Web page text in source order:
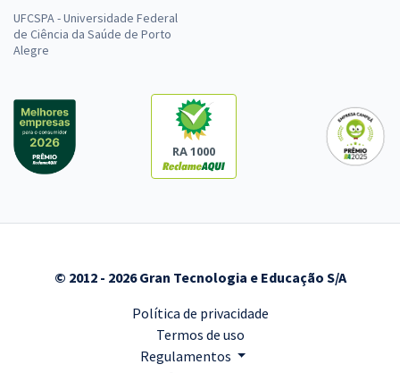
UFCSPA - Universidade Federal
de Ciência da Saúde de Porto
Alegre
RA 1000
© 2012 - 2026 Gran Tecnologia e Educação S/A
Política de privacidade
Termos de uso
Regulamentos